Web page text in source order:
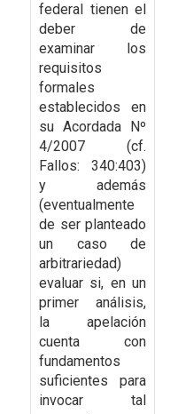
federal tienen el
deber de
examinar los
requisitos
formales
establecidos en
su Acordada Nº
4/2007 (cf.
Fallos: 340:403)
y además
(eventualmente
de ser planteado
un caso de
arbitrariedad)
evaluar si, en un
primer análisis,
la apelación
cuenta con
fundamentos
suficientes para
invocar tal